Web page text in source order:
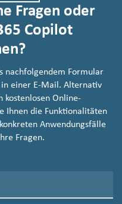
Fragen oder
Copilot
nachfolgendem Formular
einer E-Mail. Alternativ
kostenlosen Online-
Ihnen die Funktionalitäten
Anwendungsfälle
Fragen.